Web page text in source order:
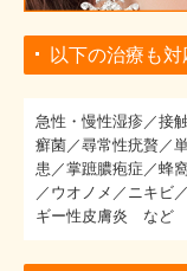
以下の治療も
急性・慢性湿疹／接
癬菌／尋常性疣贅／
患／掌蹠膿疱症／蜂
／ウオノメ／ニキビ
ギー性皮膚炎 など